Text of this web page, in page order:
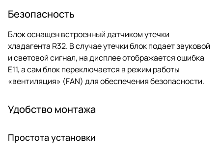
Безопасность
Блок оснащен встроенный датчиком утечки
хладагента R32. В случае утечки блок подает звуковой
и световой сигнал, на дисплее отображается ошибка
E11, а сам блок переключается в режим работы
«вентиляция» (FAN) для обеспечения безопасности.
Удобство монтажа
Простота установки